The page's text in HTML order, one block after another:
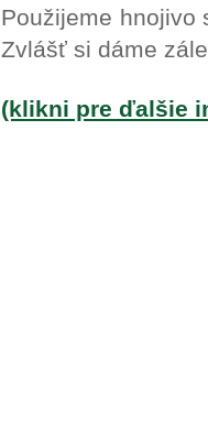
Použijeme hnojivo
Zvlášť si dáme
(klikni pre ďalšie